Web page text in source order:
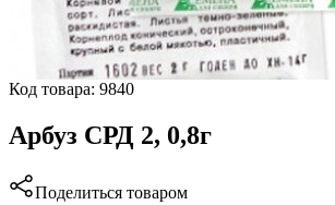
Код товара: 9840
Арбуз СРД 2, 0,8г
Поделиться товаром